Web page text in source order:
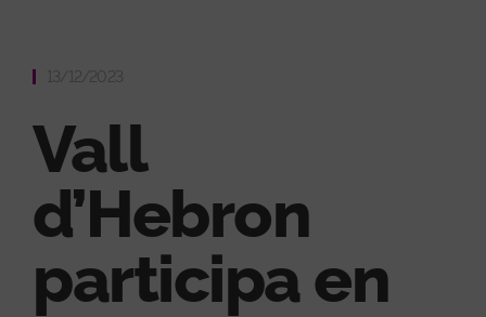
13/12/2023
Vall
d’Hebron
participa en